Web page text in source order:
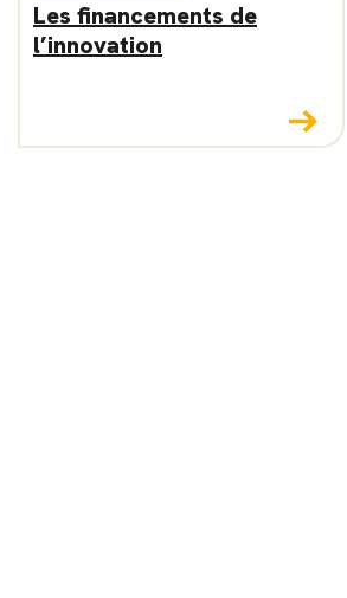
Les financements de
l’innovation